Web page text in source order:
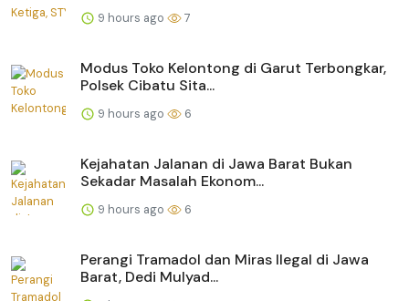
9 hours ago 7
Modus Toko Kelontong di Garut Terbongkar,
Polsek Cibatu Sita...
9 hours ago 6
Kejahatan Jalanan di Jawa Barat Bukan
Sekadar Masalah Ekonom...
9 hours ago 6
Perangi Tramadol dan Miras Ilegal di Jawa
Barat, Dedi Mulyad...